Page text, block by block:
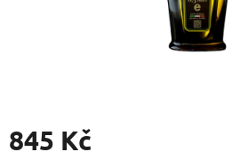
845 Kč